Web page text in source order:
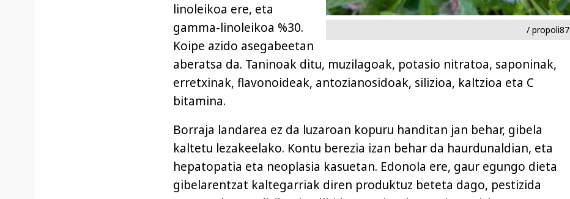
/ propoli87
linoleikoa ere, eta
gamma-linoleikoa %30.
Koipe azido asegabeetan
aberatsa da. Taninoak ditu, muzilagoak, potasio nitratoa, saponinak,
erretxinak, flavonoideak, antozianosidoak, silizioa, kaltzioa eta C
bitamina.
Borraja landarea ez da luzaroan kopuru handitan jan behar, gibela
kaltetu lezakeelako. Kontu berezia izan behar da haurdunaldian, eta
hepatopatia eta neoplasia kasuetan. Edonola ere, gaur egungo dieta
gibelarentzat kaltegarriak diren produktuz beteta dago, pestizida